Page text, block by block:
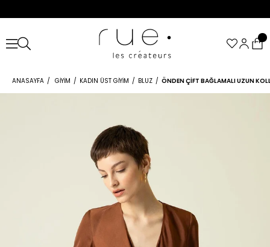
ANASAYFA GIYIM KADIN ÜST GIYIM BLUZ ÖNDEN ÇIFT BAĞLAMALI UZUN